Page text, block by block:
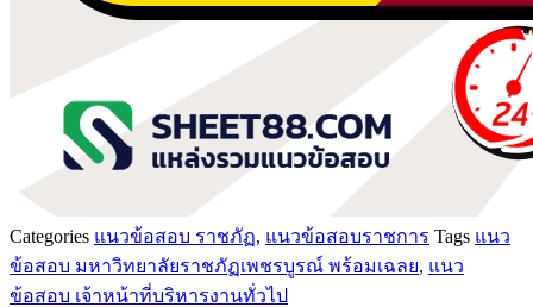
Categories แนวข้อสอบ ราชภัฏ, แนวข้อสอบราชการ Tags แนว
ข้อสอบ มหาวิทยาลัยราชภัฏเพชรบูรณ์ พร้อมเฉลย, แนว
ข้อสอบ เจ้าหน้าที่บริหารงานทั่วไป